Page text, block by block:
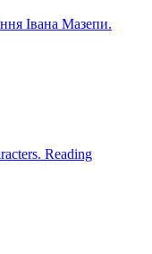
Івана Мазепи.
Reading